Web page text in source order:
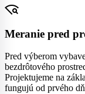
wifi_find
Meranie pred
Pred výberom
bezdrôtového
Projektujeme na
fungujú od prvého